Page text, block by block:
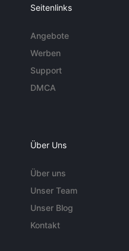
Seitenlinks
Angebote
Werben
Support
DMCA
Über Uns
Über uns
Unser Team
Unser Blog
Kontakt